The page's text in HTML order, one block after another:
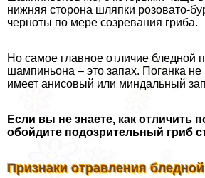
нижняя сторона шляпки розовато-
черноты по мере созревания гриба.
Но самое главное отличие бледной
шампиньона – это запах. Поганка
имеет анисовый или миндальный
Если вы не знаете, как отличить
обойдите подозрительный гриб
Признаки отравления